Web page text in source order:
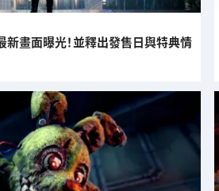
新畫面曝光！並釋出發售日與特典情